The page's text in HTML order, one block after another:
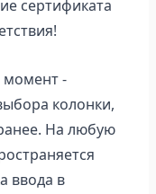
сертификата
-
колонки,
На любую
ввода в